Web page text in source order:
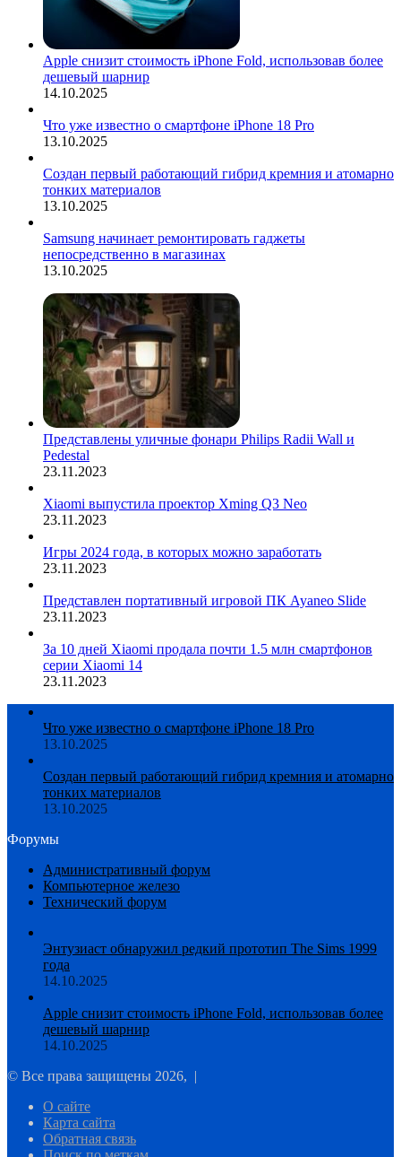
Apple снизит стоимость iPhone Fold, использовав более
дешевый шарнир
14.10.2025
Что уже известно о смартфоне iPhone 18 Pro
13.10.2025
Создан первый работающий гибрид кремния и атомарно
тонких материалов
13.10.2025
Samsung начинает ремонтировать гаджеты
непосредственно в магазинах
13.10.2025
Представлены уличные фонари Philips Radii Wall и
Pedestal
23.11.2023
Xiaomi выпустила проектор Xming Q3 Neo
23.11.2023
Игры 2024 года, в которых можно заработать
23.11.2023
Представлен портативный игровой ПК Ayaneo Slide
23.11.2023
За 10 дней Xiaomi продала почти 1.5 млн смартфонов
серии Xiaomi 14
23.11.2023
Что уже известно о смартфоне iPhone 18 Pro
13.10.2025
Создан первый работающий гибрид кремния и атомарно
тонких материалов
13.10.2025
Форумы
Административный форум
Компьютерное железо
Технический форум
Энтузиаст обнаружил редкий прототип The Sims 1999
года
14.10.2025
Apple снизит стоимость iPhone Fold, использовав более
дешевый шарнир
14.10.2025
© Все права защищены 2026, |
О сайте
Карта сайта
Обратная связь